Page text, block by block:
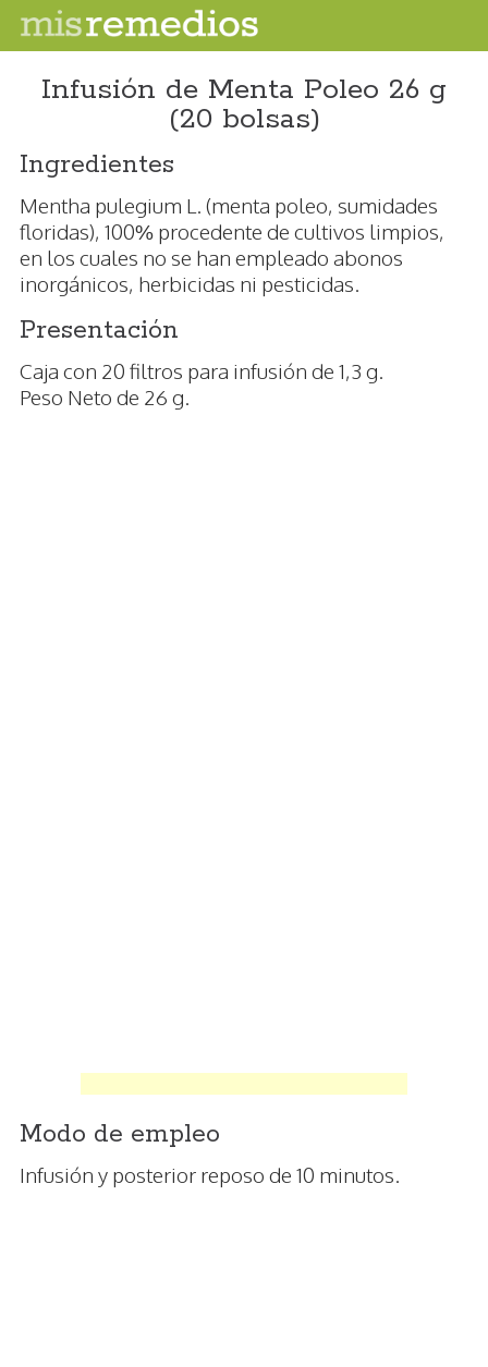
Infusión de Menta Poleo 26 g
(20 bolsas)
Ingredientes
Mentha pulegium L. (menta poleo, sumidades
floridas), 100% procedente de cultivos limpios,
en los cuales no se han empleado abonos
inorgánicos, herbicidas ni pesticidas.
Presentación
Caja con 20 filtros para infusión de 1,3 g.
Peso Neto de 26 g.
Modo de empleo
Infusión y posterior reposo de 10 minutos.